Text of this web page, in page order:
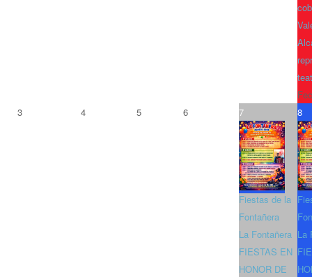
3
4 5 6 7
Fiestas de la
Fontañera
La Fontañera
FIESTAS EN
HONOR DE
8
La